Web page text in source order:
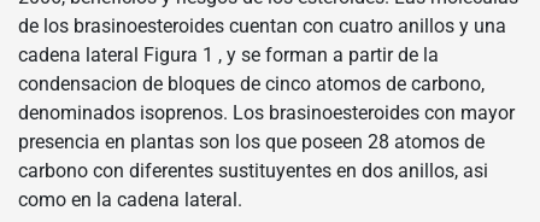
de los brasinoesteroides cuentan con cuatro anillos y una
cadena lateral Figura 1 , y se forman a partir de la
condensacion de bloques de cinco atomos de carbono,
denominados isoprenos. Los brasinoesteroides con mayor
presencia en plantas son los que poseen 28 atomos de
carbono con diferentes sustituyentes en dos anillos, asi
como en la cadena lateral.